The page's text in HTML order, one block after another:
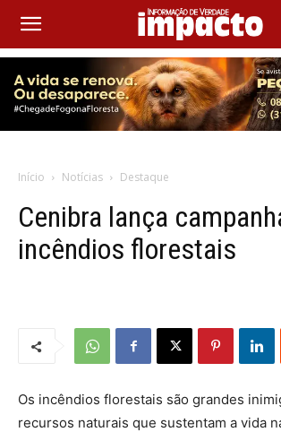
Início Notícias Destaque
Cenibra lança
incêndios florestais
Os incêndios florestais são grandes
recursos naturais que sustentam a vida